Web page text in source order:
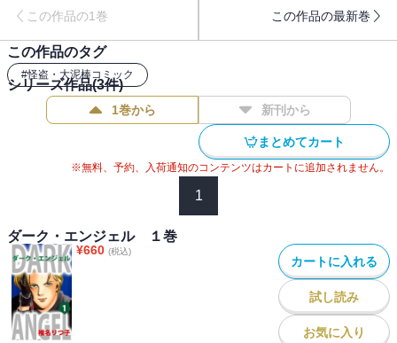
この作品の1巻 この作品の最新巻
この作品のタグ
#怪盗・大泥棒コミック
シリーズ作品(3件)
1巻から 新刊から
まとめてカート
※無料、予約、入荷通知のコンテンツはカートに追加されません。
1
ダーク・エンジェル １巻
¥660 (税込)
カートに入れる
試し読み
お気に入り